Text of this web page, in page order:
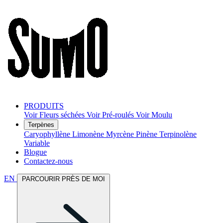
PRODUITS
Voir Fleurs séchées Voir Pré-roulés Voir Moulu
Terpènes
Caryophyllène Limonène Myrcène Pinène Terpinolène
Variable
Blogue
Contactez-nous
EN PARCOURIR PRÈS DE MOI